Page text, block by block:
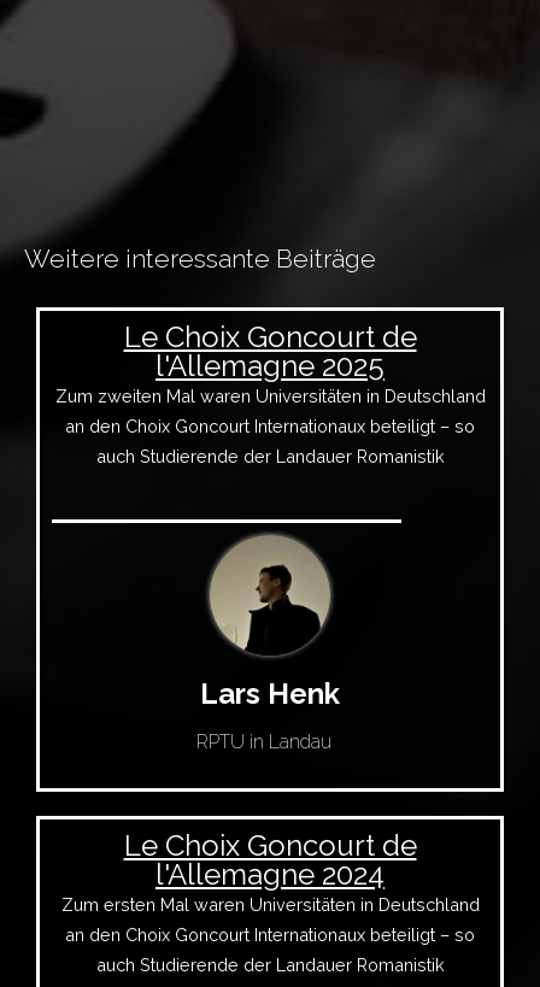
Weitere interessante Beiträge
Le Choix Goncourt de
l'Allemagne 2025
Zum zweiten Mal waren Universitäten in Deutschland
an den Choix Goncourt Internationaux beteiligt – so
auch Studierende der Landauer Romanistik
Lars Henk
RPTU in Landau
Le Choix Goncourt de
l'Allemagne 2024
Zum ersten Mal waren Universitäten in Deutschland
an den Choix Goncourt Internationaux beteiligt – so
auch Studierende der Landauer Romanistik